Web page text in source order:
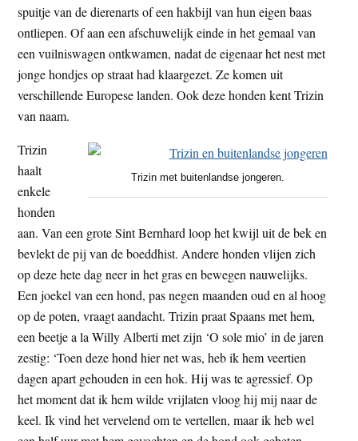
spuitje van de dierenarts of een hakbijl van hun eigen baas
ontliepen. Of aan een afschuwelijk einde in het gemaal van
een vuilniswagen ontkwamen, nadat de eigenaar het nest met
jonge hondjes op straat had klaargezet. Ze komen uit
verschillende Europese landen. Ook deze honden kent Trizin
van naam.
Trizin met buitenlandse jongeren.
Trizin
haalt
enkele
honden
aan. Van een grote Sint Bernhard loop het kwijl uit de bek en
bevlekt de pij van de boeddhist. Andere honden vlijen zich
op deze hete dag neer in het gras en bewegen nauwelijks.
Een joekel van een hond, pas negen maanden oud en al hoog
op de poten, vraagt aandacht. Trizin praat Spaans met hem,
een beetje a la Willy Alberti met zijn ‘O sole mio’ in de jaren
zestig: ‘Toen deze hond hier net was, heb ik hem veertien
dagen apart gehouden in een hok. Hij was te agressief. Op
het moment dat ik hem wilde vrijlaten vloog hij mij naar de
keel. Ik vind het vervelend om te vertellen, maar ik heb wel